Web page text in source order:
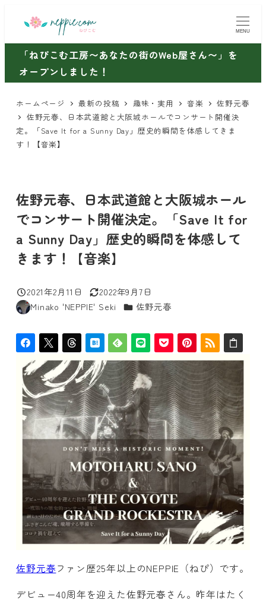
ン
ン
MENU
「ねぴこむ工房〜あなたの街のWeb屋さん〜」を
オープンしました！
ホームページ 最新の投稿 趣味・実用 音楽
佐野元春
佐野元春、日本武道館と大阪城ホールでコンサート開催決
定。「Save It for a Sunny Day」歴史的瞬間を体感してきま
す！【音楽】 ‬
佐野元春、日本武道館と大阪城ホール
でコンサート開催決定。「Save It for
a Sunny Day」歴史的瞬間を体感して
きます！【音楽】 ‬
投稿日
2021年2月11日
更新日
2022年9月7日
著
Minako 'NEPPIE' Seki カテゴリー
佐野元春
佐野元春ファン歴25年以上のNEPPIE（ねぴ）です。
デビュー40周年を迎えた佐野元春さん。昨年はたく